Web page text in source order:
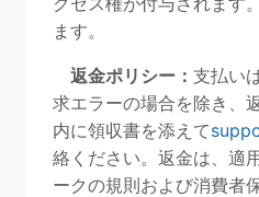
ます。
返金ポリシー： 支払い
求エラーの場合を除き、
内に領収書を添えて
絡ください。返金は、適
ークの規則および消費者